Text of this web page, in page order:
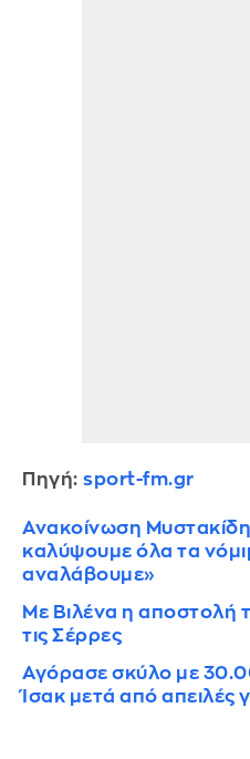
Πηγή: sport-fm.gr
Ανακοίνωση
καλύψουμε όλα τα
αναλάβουμε»
Με Βιλένα η αποστολή
τις Σέρρες
Αγόρασε σκύλο με
Ίσακ μετά από απειλές